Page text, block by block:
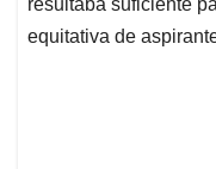
resultaba suficiente
equitativa de